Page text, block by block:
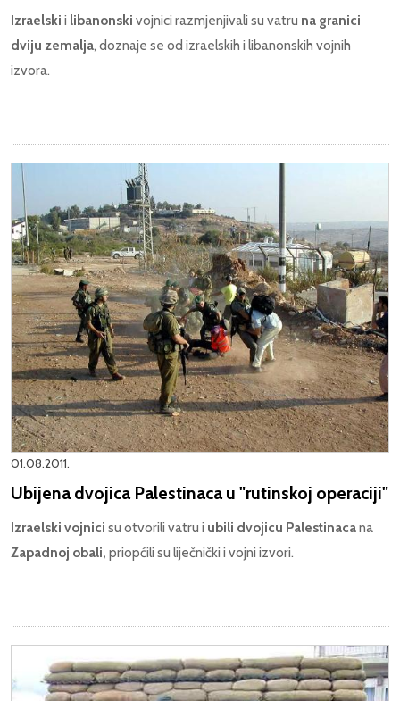
Izraelski i libanonski vojnici razmjenjivali su vatru na granici
dviju zemalja, doznaje se od izraelskih i libanonskih vojnih
izvora.
01.08.2011.
Ubijena dvojica Palestinaca u "rutinskoj operaciji"
Izraelski vojnici su otvorili vatru i ubili dvojicu Palestinacana
Zapadnoj obali, priopćili su liječnički i vojni izvori.